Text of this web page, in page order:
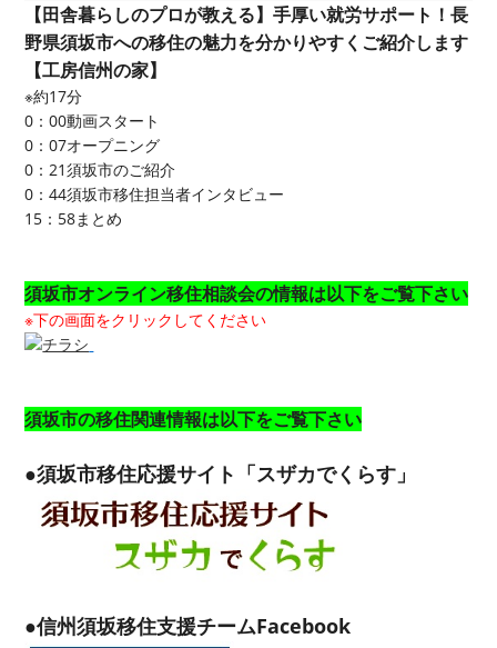
【田舎暮らしのプロが教える】手厚い就労サポート！長
野県須坂市への移住の魅力を分かりやすくご紹介します
【工房信州の家】
※約17分
0：00動画スタート
0：07オープニング
0：21須坂市のご紹介
0：44須坂市移住担当者インタビュー
15：58まとめ
須坂市オンライン移住相談会の情報は以下をご覧下さい
※下の画面をクリックしてください
須坂市の移住関連情報は以下をご覧下さい
●須坂市移住応援サイト「スザカでくらす」
●信州須坂移住支援チームFacebook